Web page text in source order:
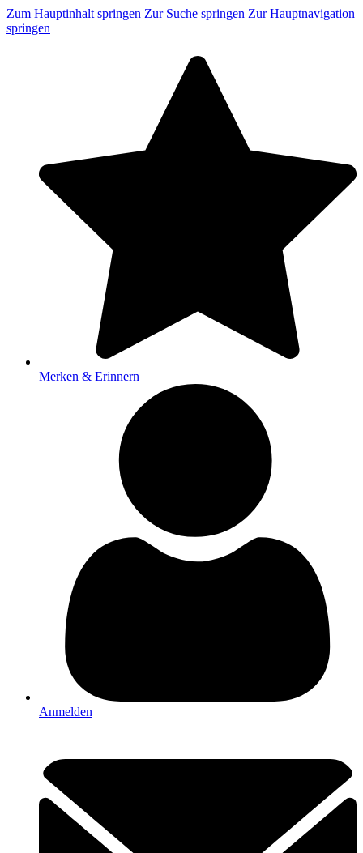
Zum Hauptinhalt springen Zur Suche springen Zur Hauptnavigation
springen
Merken & Erinnern
Anmelden